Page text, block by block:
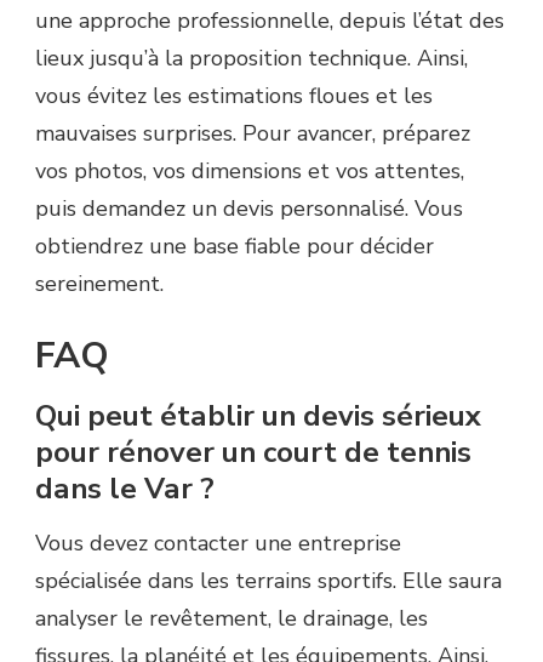
une approche professionnelle, depuis l’état des
lieux jusqu’à la proposition technique. Ainsi,
vous évitez les estimations floues et les
mauvaises surprises. Pour avancer, préparez
vos photos, vos dimensions et vos attentes,
puis demandez un devis personnalisé. Vous
obtiendrez une base fiable pour décider
sereinement.
FAQ
Qui peut établir un devis sérieux
pour rénover un court de tennis
dans le Var ?
Vous devez contacter une entreprise
spécialisée dans les terrains sportifs. Elle saura
analyser le revêtement, le drainage, les
fissures, la planéité et les équipements. Ainsi,